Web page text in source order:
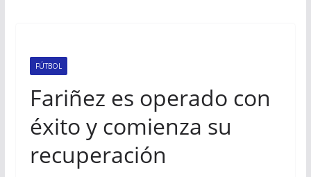
FÚTBOL
Fariñez es operado con
éxito y comienza su
recuperación